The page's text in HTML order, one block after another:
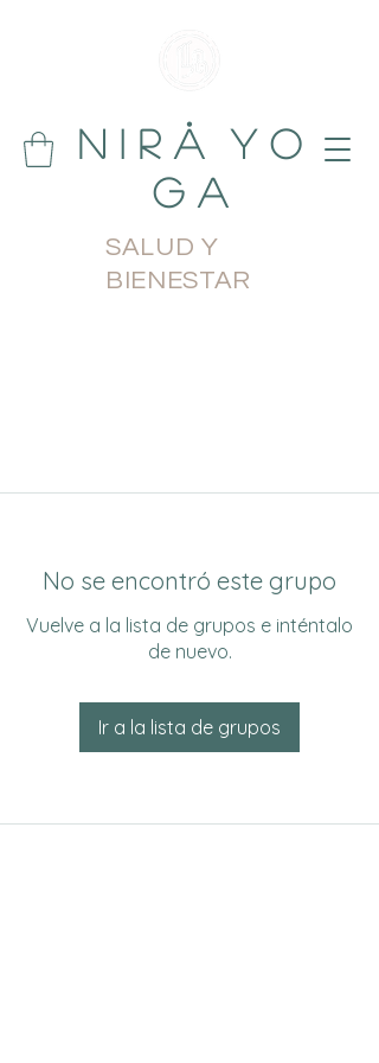
N i r å Y o
g a
SALUD Y
BIENESTAR
No se encontró este grupo
Vuelve a la lista de grupos e inténtalo
de nuevo.
Ir a la lista de grupos